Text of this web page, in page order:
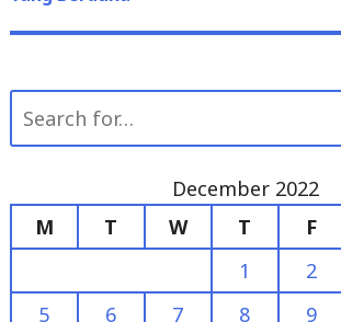
Search
1
2
5
6 7 8 9
12
13 14 15 16